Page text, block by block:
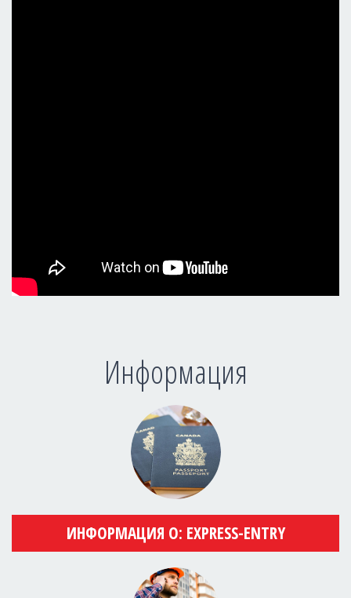
Информация
ИНФОРМАЦИЯ О: EXPRESS-ENTRY